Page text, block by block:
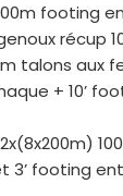
footing
récup
talons aux
+ 10’
3’ footing